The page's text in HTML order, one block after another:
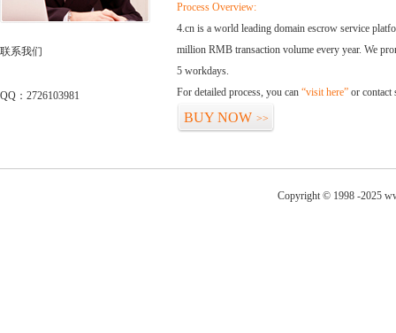
联系我们
QQ：2726103981
Process Overview:
4.cn is a world leading domain escrow service
million RMB transaction volume every year. We
5 workdays.
For detailed process, you can “visit here” or contact
BUY NOW >>
Copyright © 1998 -2025